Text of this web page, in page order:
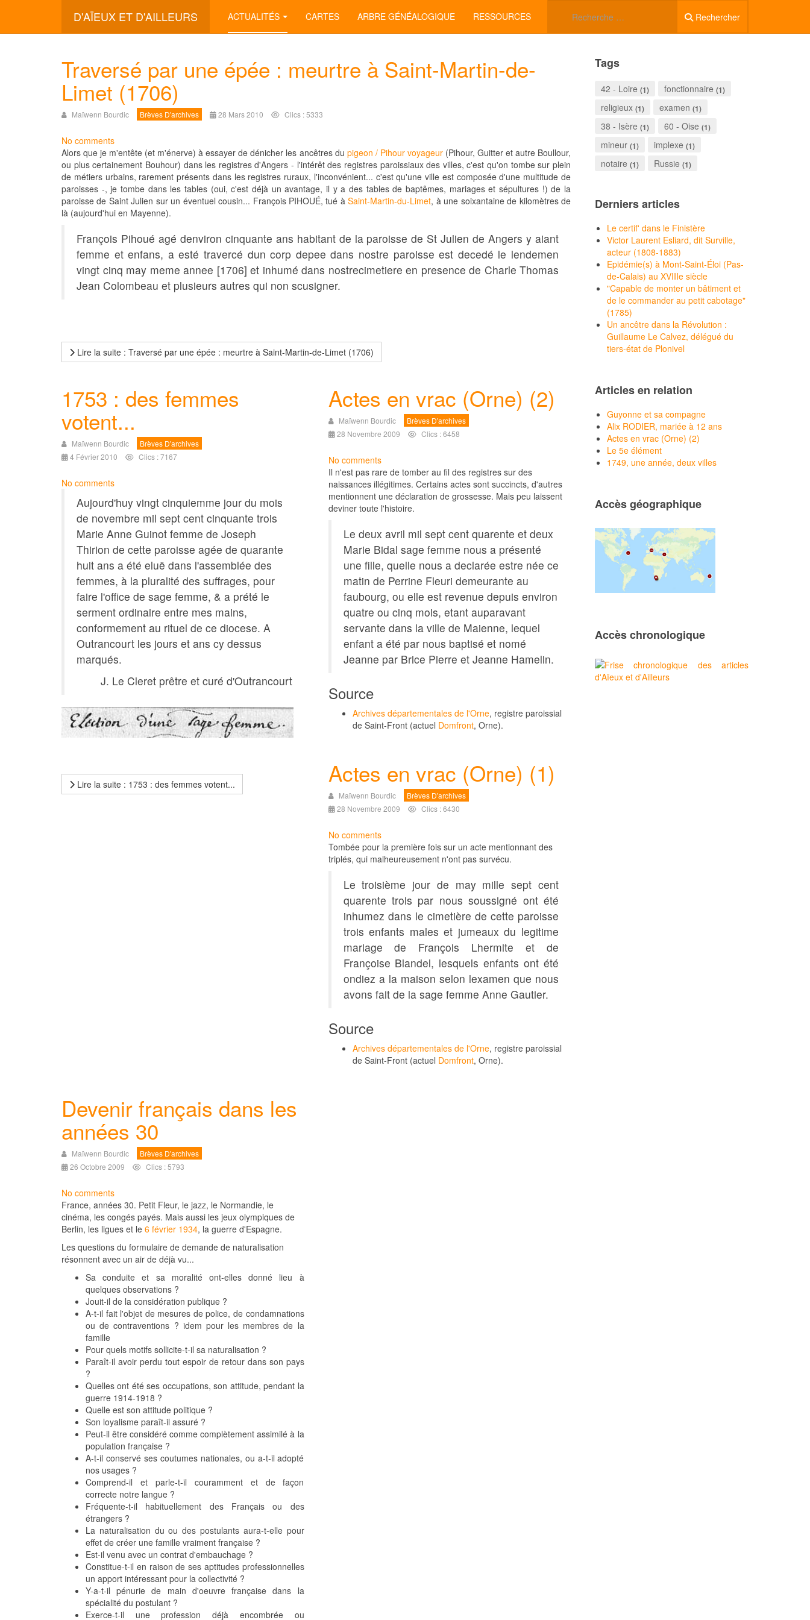
D'AÏEUX ET D'AILLEURS Rechercher
ACTUALITÉS CARTES ARBRE GÉNÉALOGIQUE RESSOURCES
Traversé par une épée : meurtre à Saint-Martin-de-
Limet (1706)
Maïwenn Bourdic Brèves D'archives 28 Mars 2010 Clics : 5333
No comments
Alors que je m'entête (et m'énerve) à essayer de dénicher les ancêtres du pigeon / Pihour voyageur (Pihour, Guitter et autre Boullour,
ou plus certainement Bouhour) dans les registres d'Angers - l'intérêt des registres paroissiaux des villes, c'est qu'on tombe sur plein
de métiers urbains, rarement présents dans les registres ruraux, l'inconvénient... c'est qu'une ville est composée d'une multitude de
paroisses -, je tombe dans les tables (oui, c'est déjà un avantage, il y a des tables de baptêmes, mariages et sépultures !) de la
paroisse de Saint Julien sur un éventuel cousin... François PIHOUÉ, tué àSaint-Martin-du-Limet, à une soixantaine de kilomètres de
là (aujourd'hui en Mayenne).
François Pihoué agé denviron cinquante ans habitant de la paroisse de St Julien de Angers y aiant
femme et enfans, a esté travercé dun corp depee dans nostre paroisse est decedé le lendemen
vingt cinq may meme annee [1706] et inhumé dans nostrecimetiere en presence de Charle Thomas
Jean Colombeau et plusieurs autres qui non scusigner.
Lire la suite : Traversé par une épée : meurtre à Saint-Martin-de-Limet (1706)
1753 : des femmes
votent...
Maïwenn Bourdic
Brèves D'archives
4 Février 2010
Clics : 7167
No comments
Aujourd'huy vingt cinquiemme jour du mois
de novembre mil sept cent cinquante trois
Marie Anne Guinot femme de Joseph
Thirion de cette paroisse agée de quarante
huit ans a été eluë dans l'assemblée des
femmes, à la pluralité des suffrages, pour
faire l'office de sage femme, & a prété le
serment ordinaire entre mes mains,
conformement au rituel de ce diocese. A
Outrancourt les jours et ans cy dessus
marqués.
J. Le Cleret prêtre et curé d'Outrancourt
Lire la suite : 1753 : des femmes votent...
Actes en vrac (Orne) (2)
Maïwenn Bourdic
Brèves D'archives
28 Novembre 2009
Clics : 6458
No comments
Il n'est pas rare de tomber au fil des registres sur des
naissances illégitimes. Certains actes sont succincts, d'autres
mentionnent une déclaration de grossesse. Mais peu laissent
deviner toute l'histoire.
Le deux avril mil sept cent quarente et deux
Marie Bidal sage femme nous a présenté
une fille, quelle nous a declarée estre née ce
matin de Perrine Fleuri demeurante au
faubourg, ou elle est revenue depuis environ
quatre ou cinq mois, etant auparavant
servante dans la ville de Maienne, lequel
enfant a été par nous baptisé et nomé
Jeanne par Brice Pierre et Jeanne Hamelin.
Source
Archives départementales de l'Orne, registre paroissial
de Saint-Front (actuel Domfront, Orne).
Actes en vrac (Orne) (1)
Maïwenn Bourdic
Brèves D'archives
28 Novembre 2009
Clics : 6430
No comments
Tombée pour la première fois sur un acte mentionnant des
triplés, qui malheureusement n'ont pas survécu.
Le troisième jour de may mille sept cent
quarente trois par nous soussigné ont été
inhumez dans le cimetière de cette paroisse
trois enfants males et jumeaux du legitime
mariage de François Lhermite et de
Françoise Blandel, lesquels enfants ont été
ondiez a la maison selon lexamen que nous
avons fait de la sage femme Anne Gautier.
Source
Archives départementales de l'Orne, registre paroissial
de Saint-Front (actuel Domfront, Orne).
Devenir français dans les
années 30
Maïwenn Bourdic
Brèves D'archives
26 Octobre 2009
Clics : 5793
No comments
France, années 30. Petit Fleur, le jazz, le Normandie, le
cinéma, les congés payés. Mais aussi les jeux olympiques de
Berlin, les ligues et le 6 février 1934, la guerre d'Espagne.
Les questions du formulaire de demande de naturalisation
résonnent avec un air de déjà vu...
Sa conduite et sa moralité ont-elles donné lieu à
quelques observations ?
Jouit-il de la considération publique ?
A-t-il fait l'objet de mesures de police, de condamnations
ou de contraventions ? idem pour les membres de la
famille
Pour quels motifs sollicite-t-il sa naturalisation ?
Paraît-il avoir perdu tout espoir de retour dans son pays
?
Quelles ont été ses occupations, son attitude, pendant la
guerre 1914-1918 ?
Quelle est son attitude politique ?
Son loyalisme paraît-il assuré ?
Peut-il être considéré comme complètement assimilé à la
population française ?
A-t-il conservé ses coutumes nationales, ou a-t-il adopté
nos usages ?
Comprend-il et parle-t-il couramment et de façon
correcte notre langue ?
Fréquente-t-il habituellement des Français ou des
étrangers ?
La naturalisation du ou des postulants aura-t-elle pour
effet de créer une famille vraiment française ?
Est-il venu avec un contrat d'embauchage ?
Constitue-t-il en raison de ses aptitudes professionnelles
un apport intéressant pour la collectivité ?
Y-a-t-il pénurie de main d'oeuvre française dans la
spécialité du postulant ?
Exerce-t-il une profession déjà encombrée ou
Tags
42 - Loire (1) fonctionnaire (1)
religieux (1) examen (1)
38 - Isère (1) 60 - Oise (1)
mineur (1) implexe (1)
notaire (1) Russie (1)
Derniers articles
Le certif' dans le Finistère
Victor Laurent Esliard, dit Surville,
acteur (1808-1883)
Epidémie(s) à Mont-Saint-Éloi (Pas-
de-Calais) au XVIIIe siècle
"Capable de monter un bâtiment et
de le commander au petit cabotage"
(1785)
Un ancêtre dans la Révolution :
Guillaume Le Calvez, délégué du
tiers-état de Plonivel
Articles en relation
Guyonne et sa compagne
Alix RODIER, mariée à 12 ans
Actes en vrac (Orne) (2)
Le 5e élément
1749, une année, deux villes
Accès géographique
Accès chronologique